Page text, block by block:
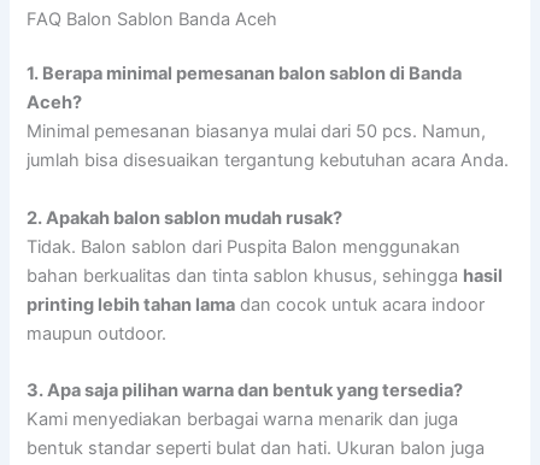
FAQ Balon Sablon Banda Aceh
1. Berapa minimal pemesanan balon sablon di Banda
Aceh?
Minimal pemesanan biasanya mulai dari 50 pcs. Namun,
jumlah bisa disesuaikan tergantung kebutuhan acara Anda.
2.Apakah balon sablon mudah rusak?
Tidak. Balon sablon dari Puspita Balon menggunakan
bahan berkualitas dan tinta sablon khusus, sehingga hasil
printing lebih tahan lama dan cocok untuk acara indoor
maupun outdoor.
3.Apa saja pilihan warna dan bentuk yang tersedia?
Kami menyediakan berbagai warna menarik dan juga
bentuk standar seperti bulat dan hati. Ukuran balon juga